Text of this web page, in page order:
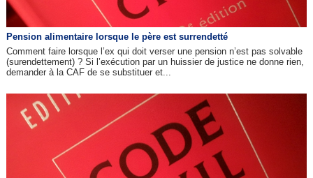
Pension alimentaire lorsque le père est surrendetté
Comment faire lorsque l’ex qui doit verser une pension n’est pas solvable
(surendettement) ? Si l’exécution par un huissier de justice ne donne rien,
demander à la CAF de se substituer et...